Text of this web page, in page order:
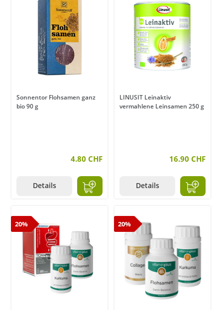
Sonnentor Flohsamen ganz
bio 90 g
4.80 CHF
Details
LINUSIT Leinaktiv
vermahlene Leinsamen 250 g
16.90 CHF
Details
20% 20%